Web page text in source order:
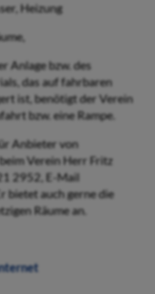
Heizung
Anlage bzw. des
das auf fahrbaren
ist, benötigt der Verein
bzw. eine Rampe.
Anbieter von
Verein Herr Fritz
2952, E-Mail
bietet auch gerne die
Räume an.